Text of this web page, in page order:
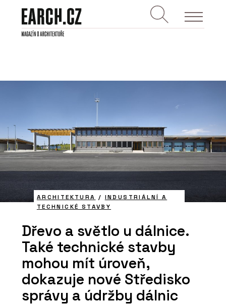
ARCHITEKTURA / INDUSTRIÁLNÍ A
TECHNICKÉ STAVBY
Dřevo a světlo u dálnice.
Také technické stavby
mohou mít úroveň,
dokazuje nové Středisko
správy a údržby dálnic